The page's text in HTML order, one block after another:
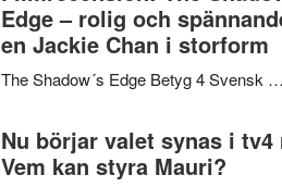
Edge – rolig och
en Jackie Chan i storform
The Shadow´s Edge Betyg 4 Svensk …
Nu börjar valet synas i tv4
Vem kan styra Mauri?